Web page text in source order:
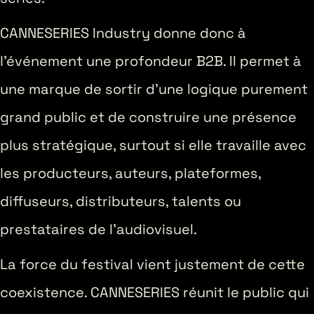
CANNESERIES Industry donne donc à
l’événement une profondeur B2B. Il permet à
une marque de sortir d’une logique purement
grand public et de construire une présence
plus stratégique, surtout si elle travaille avec
les producteurs, auteurs, plateformes,
diffuseurs, distributeurs, talents ou
prestataires de l’audiovisuel.
La force du festival vient justement de cette
coexistence. CANNESERIES réunit le public qui